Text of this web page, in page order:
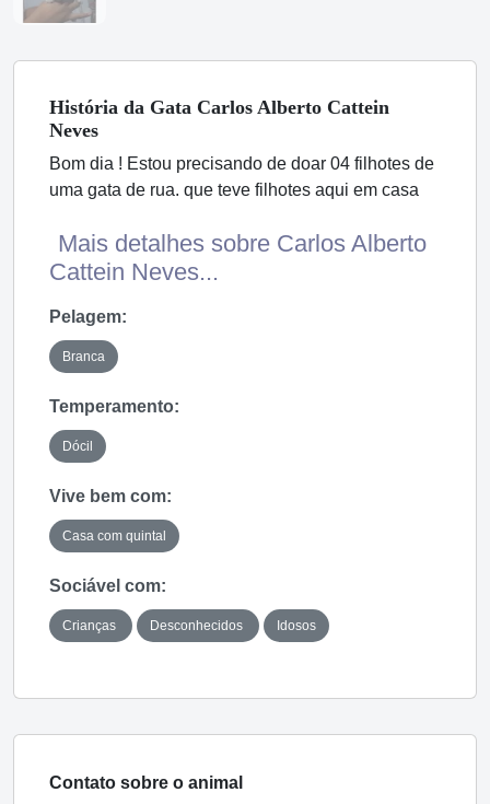
História da Gata Carlos Alberto Cattein
Neves
Bom dia ! Estou precisando de doar 04 filhotes de
uma gata de rua. que teve filhotes aqui em casa
Mais detalhes sobre Carlos Alberto
Cattein Neves...
Pelagem:
Branca
Temperamento:
Dócil
Vive bem com:
Casa com quintal
Sociável com:
Crianças Desconhecidos Idosos
Contato sobre o animal